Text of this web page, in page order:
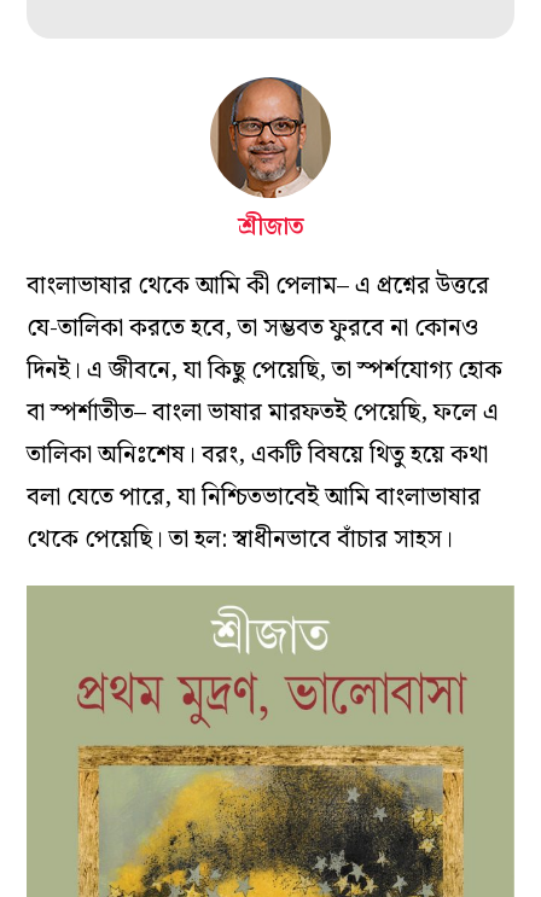
শ্রীজাত
বাংলাভাষার থেকে আমি কী পেলাম– এ প্রশ্নের উত্তরে
যে-তালিকা করতে হবে, তা সম্ভবত ফুরবে না কোনও
দিনই। এ জীবনে, যা কিছু পেয়েছি, তা স্পর্শযোগ্য হোক
বা স্পর্শাতীত– বাংলা ভাষার মারফতই পেয়েছি, ফলে এ
তালিকা অনিঃশেষ। বরং, একটি বিষয়ে থিতু হয়ে কথা
বলা যেতে পারে, যা নিশ্চিতভাবেই আমি বাংলাভাষার
থেকে পেয়েছি। তা হল: স্বাধীনভাবে বাঁচার সাহস।